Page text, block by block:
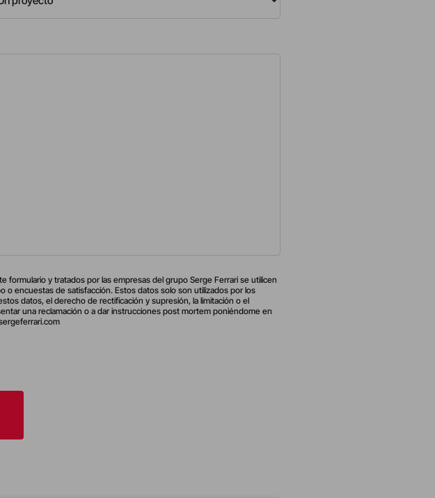
y tratados por las empresas del grupo Serge Ferrari se utilicen
o encuestas de satisfacción. Estos datos solo son utilizados por los
datos, el derecho de rectificación y supresión, la limitación o el
una reclamación o a dar instrucciones post mortem poniéndome en